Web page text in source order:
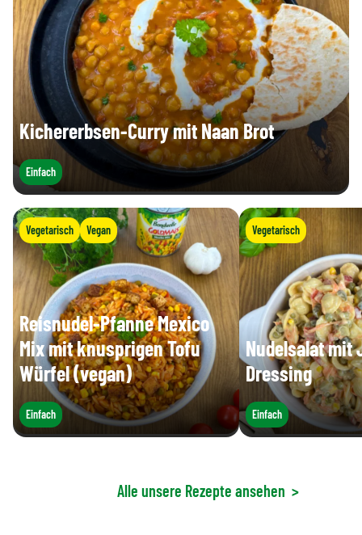
Kichererbsen-Curry mit Naan Brot
Einfach
Vegetarisch Vegan
Reisnudel-Pfanne Mexico
Mix mit knusprigen Tofu
Würfel (vegan)
Einfach
Vegetarisch
Nudelsalat mit
Dressing
Einfach
Alle unsere Rezepte ansehen >